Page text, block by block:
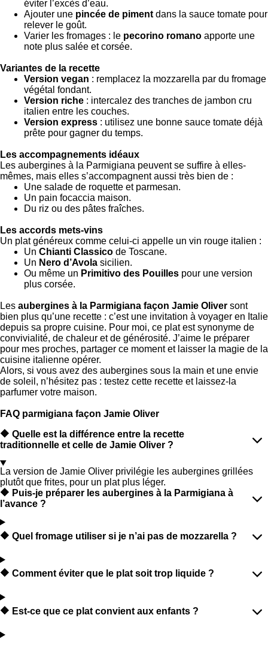
éviter l’excès d’eau.
Ajouter une pincée de piment dans la sauce tomate pour
relever le goût.
Varier les fromages : le pecorino romano apporte une
note plus salée et corsée.
Variantes de la recette
Version vegan : remplacez la mozzarella par du fromage
végétal fondant.
Version riche : intercalez des tranches de jambon cru
italien entre les couches.
Version express : utilisez une bonne sauce tomate déjà
prête pour gagner du temps.
Les accompagnements idéaux
Les aubergines à la Parmigiana peuvent se suffire à elles-
mêmes, mais elles s’accompagnent aussi très bien de :
Une salade de roquette et parmesan.
Un pain focaccia maison.
Du riz ou des pâtes fraîches.
Les accords mets-vins
Un plat généreux comme celui-ci appelle un vin rouge italien :
Un Chianti Classico de Toscane.
Un Nero d’Avola sicilien.
Ou même un Primitivo des Pouilles pour une version
plus corsée.
Les aubergines à la Parmigiana façon Jamie Oliver sont
bien plus qu’une recette : c’est une invitation à voyager en Italie
depuis sa propre cuisine. Pour moi, ce plat est synonyme de
convivialité, de chaleur et de générosité. J’aime le préparer
pour mes proches, partager ce moment et laisser la magie de la
cuisine italienne opérer.
Alors, si vous avez des aubergines sous la main et une envie
de soleil, n’hésitez pas : testez cette recette et laissez-la
parfumer votre maison.
FAQ parmigiana façon Jamie Oliver
🔶 Quelle est la différence entre la recette
traditionnelle et celle de Jamie Oliver ?
La version de Jamie Oliver privilégie les aubergines grillées
plutôt que frites, pour un plat plus léger.
🔶 Puis-je préparer les aubergines à la Parmigiana à
l’avance ?
🔶 Quel fromage utiliser si je n’ai pas de mozzarella ?
🔶 Comment éviter que le plat soit trop liquide ?
🔶 Est-ce que ce plat convient aux enfants ?